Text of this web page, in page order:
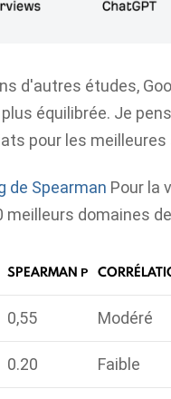
d'autres études,
équilibrée. Je
pour les
de Spearman Pour la
meilleurs domaines
SPEARMAN Ρ
0,55 Modéré
0.20 Faible